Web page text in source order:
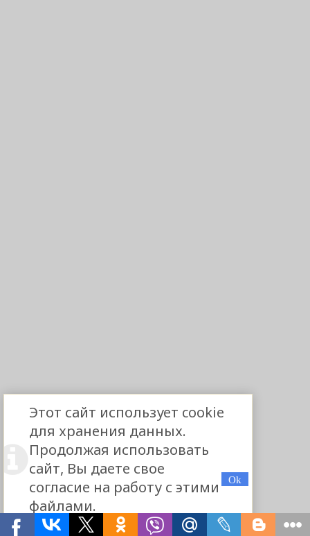
Этот сайт использует cookie
для хранения данных.
Продолжая использовать
сайт, Вы даете свое
согласие на работу с этими
файлами.